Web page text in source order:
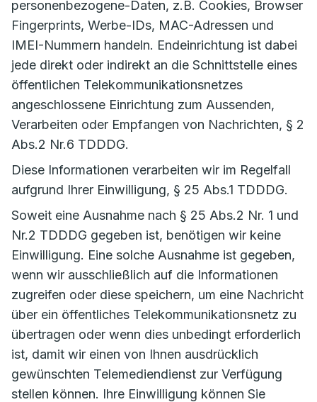
personenbezogene-Daten, z.B. Cookies, Browser
Fingerprints, Werbe-IDs, MAC-Adressen und
IMEI-Nummern handeln. Endeinrichtung ist dabei
jede direkt oder indirekt an die Schnittstelle eines
öffentlichen Telekommunikationsnetzes
angeschlossene Einrichtung zum Aussenden,
Verarbeiten oder Empfangen von Nachrichten, § 2
Abs.2 Nr.6 TDDDG.
Diese Informationen verarbeiten wir im Regelfall
aufgrund Ihrer Einwilligung, § 25 Abs.1 TDDDG.
Soweit eine Ausnahme nach § 25 Abs.2 Nr. 1 und
Nr.2 TDDDG gegeben ist, benötigen wir keine
Einwilligung. Eine solche Ausnahme ist gegeben,
wenn wir ausschließlich auf die Informationen
zugreifen oder diese speichern, um eine Nachricht
über ein öffentliches Telekommunikationsnetz zu
übertragen oder wenn dies unbedingt erforderlich
ist, damit wir einen von Ihnen ausdrücklich
gewünschten Telemediendienst zur Verfügung
stellen können. Ihre Einwilligung können Sie